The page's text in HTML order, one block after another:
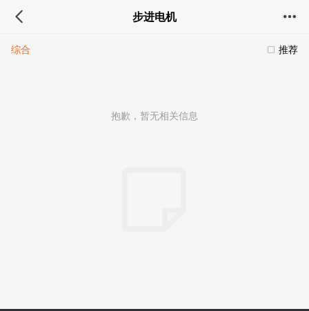
步进电机
推荐
综合
抱歉，暂无相关信息